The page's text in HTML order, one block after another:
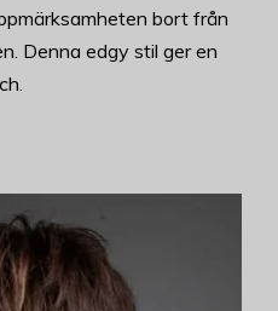
bort från
Denna edgy stil ger en